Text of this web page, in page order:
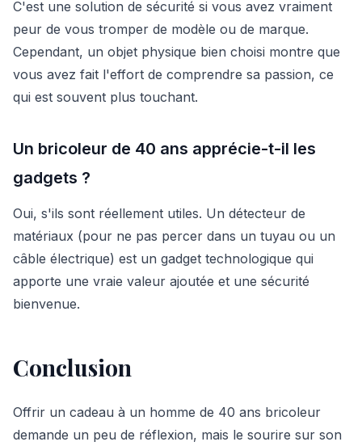
C'est une solution de sécurité si vous avez vraiment
peur de vous tromper de modèle ou de marque.
Cependant, un objet physique bien choisi montre que
vous avez fait l'effort de comprendre sa passion, ce
qui est souvent plus touchant.
Un bricoleur de 40 ans apprécie-t-il les
gadgets ?
Oui, s'ils sont réellement utiles. Un détecteur de
matériaux (pour ne pas percer dans un tuyau ou un
câble électrique) est un gadget technologique qui
apporte une vraie valeur ajoutée et une sécurité
bienvenue.
Conclusion
Offrir un cadeau à un homme de 40 ans bricoleur
demande un peu de réflexion, mais le sourire sur son